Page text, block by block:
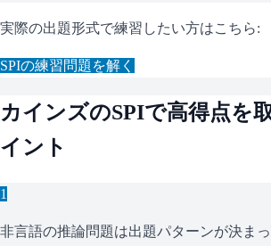
実際の出題形式で練習したい方はこちら:
SPIの練習問題を解く
カインズのSPIで高得点を
イント
1
非言語の推論問題は出題パターンが決ま